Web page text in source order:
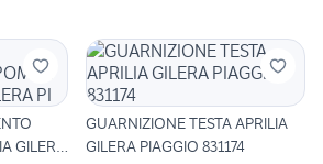
GILERA
GUARNIZIONE TESTA APRILIA
GILERA PIAGGIO 831174